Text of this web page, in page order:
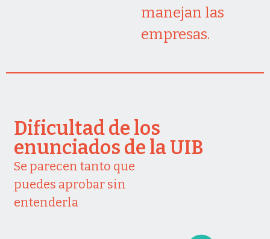
manejan las
empresas.
Dificultad de los
enunciados de la UIB
Se parecen tanto que
puedes aprobar sin
entenderla